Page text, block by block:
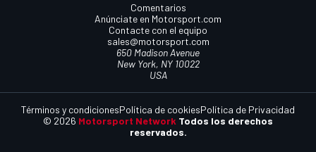
Comentarios
Anúnciate en Motorsport.com
Contacte con el equipo
sales@motorsport.com
650 Madison Avenue
New York, NY 10022
USA
© 2026 Motorsport Network Todos los derechos
reservados.
Términos y condicionesPolítica de cookiesPolítica de Privacidad